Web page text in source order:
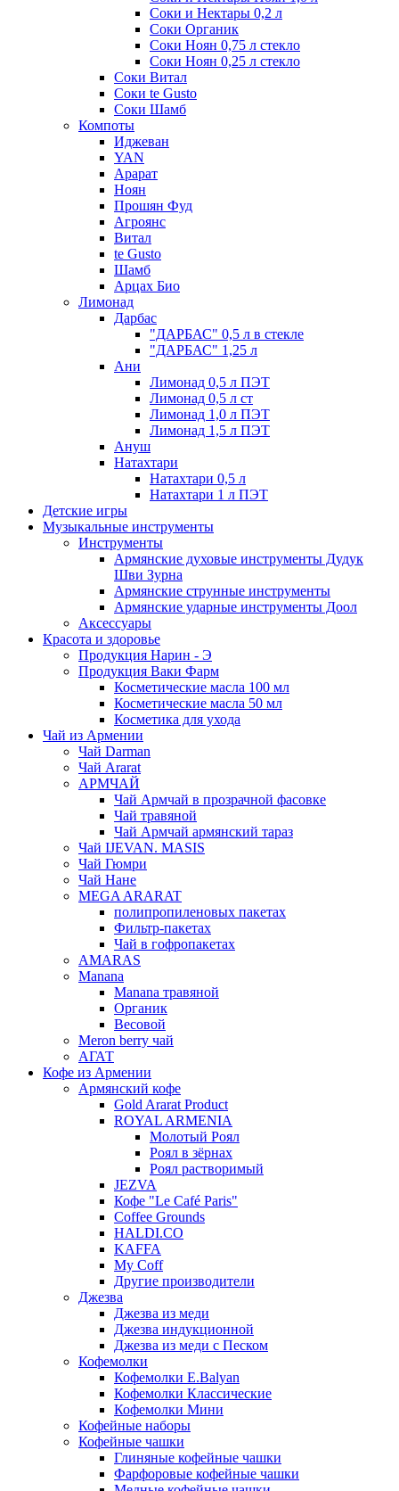
Соки и Нектары 0,2 л
Соки Органик
Соки Ноян 0,75 л стекло
Соки Ноян 0,25 л стекло
Соки Витал
Соки te Gusto
Соки Шамб
Компоты
Иджеван
YAN
Арарат
Ноян
Прошян Фуд
Агроянс
Витал
te Gusto
Шамб
Арцах Био
Лимонад
Дарбас
"ДАРБАС" 0,5 л в стекле
"ДАРБАС" 1,25 л
Ани
Лимонад 0,5 л ПЭТ
Лимонад 0,5 л ст
Лимонад 1,0 л ПЭТ
Лимонад 1,5 л ПЭТ
Ануш
Натахтари
Натахтари 0,5 л
Натахтари 1 л ПЭТ
Детские игры
Музыкальные инструменты
Инструменты
Армянские духовые инструменты Дудук
Шви Зурна
Армянские струнные инструменты
Армянские ударные инструменты Доол
Аксессуары
Красота и здоровье
Продукция Нарин - Э
Продукция Ваки Фарм
Косметические масла 100 мл
Косметические масла 50 мл
Косметика для ухода
Чай из Армении
Чай Darman
Чай Ararat
АРМЧАЙ
Чай Армчай в прозрачной фасовке
Чай травяной
Чай Армчай армянский тараз
Чай IJEVAN. MASIS
Чай Гюмри
Чай Нане
MEGA ARARAT
полипропиленовых пакетах
Фильтр-пакетах
Чай в гофропакетах
AMARAS
Manana
Manana травяной
Органик
Весовой
Meron berry чай
АГАТ
Кофе из Армении
Армянский кофе
Gold Ararat Product
ROYAL ARMENIA
Молотый Роял
Роял в зёрнах
Роял растворимый
JEZVA
Кофе "Le Café Paris"
Coffee Grounds
HALDI.CO
KAFFA
My Coff
Другие производители
Джезва
Джезва из меди
Джезва индукционной
Джезва из меди с Песком
Кофемолки
Кофемолки E.Balyan
Кофемолки Классические
Кофемолки Мини
Кофейные наборы
Кофейные чашки
Глиняные кофейные чашки
Фарфоровые кофейные чашки